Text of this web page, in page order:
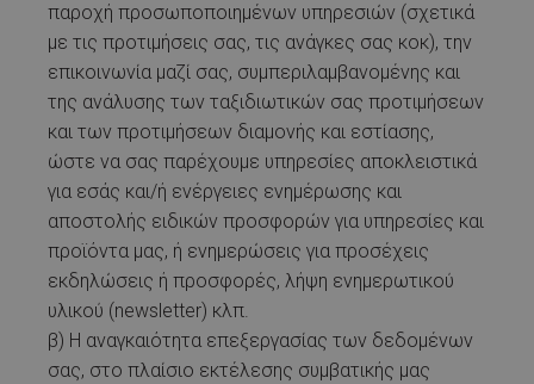
παροχή προσωποποιημένων υπηρεσιών (σχετικά
με τις προτιμήσεις σας, τις ανάγκες σας κοκ), την
επικοινωνία μαζί σας, συμπεριλαμβανομένης και
της ανάλυσης των ταξιδιωτικών σας προτιμήσεων
και των προτιμήσεων διαμονής και εστίασης,
ώστε να σας παρέχουμε υπηρεσίες αποκλειστικά
για εσάς και/ή ενέργειες ενημέρωσης και
αποστολής ειδικών προσφορών για υπηρεσίες και
προϊόντα μας, ή ενημερώσεις για προσέχεις
εκδηλώσεις ή προσφορές, λήψη ενημερωτικού
υλικού (newsletter) κλπ.
β) Η αναγκαιότητα επεξεργασίας των δεδομένων
σας, στο πλαίσιο εκτέλεσης συμβατικής μας